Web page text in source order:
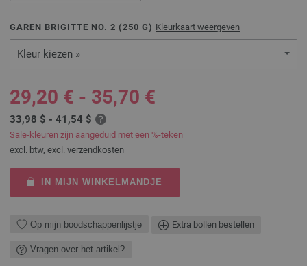
GAREN BRIGITTE NO. 2 (250 G) Kleurkaart weergeven
Kleur kiezen »
29,20 € - 35,70 €
33,98 $ - 41,54 $
Sale-kleuren zijn aangeduid met een %-teken
excl. btw, excl. verzendkosten
IN MIJN WINKELMANDJE
Op mijn boodschappenlijstje Extra bollen bestellen
Vragen over het artikel?